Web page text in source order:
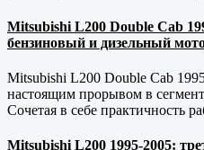
Mitsubishi L200 Double Cab
бензиновый и дизельный
Mitsubishi L200 Double Cab
настоящим прорывом в
Сочетая в себе практичность
Mitsubishi L200 1995-2005: